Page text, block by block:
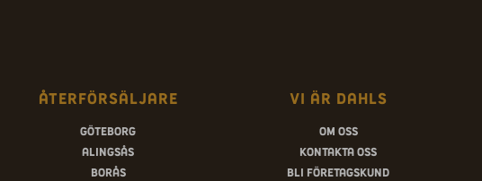
Återförsäljare
Göteborg
Alingsås
Borås
Vi är Dahls
Om oss
Kontakta oss
Bli företagskund